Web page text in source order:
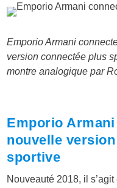
Emporio Armani
version connectée plus
montre analogique par
Emporio
nouvelle
sportive
Nouveauté 2018, il